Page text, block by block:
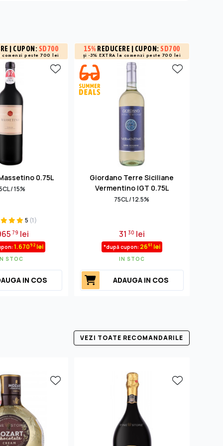
| CUPON: SD700
comenzi peste 700 lei
0.75L
/ 15%
5 (1)
79 lei
1.67092lei
STOC
IN COS
15% REDUCERE | CUPON:SD700
și -3% EXTRA la comenzi peste 700 lei
Giordano Terre Siciliane
Vermentino IGT 0.75L
75CL / 12.5%
31 30 lei
*după cupon: 2661 lei
IN STOC
ADAUGA IN COS
VEZI TOATE RECOMANDARILE